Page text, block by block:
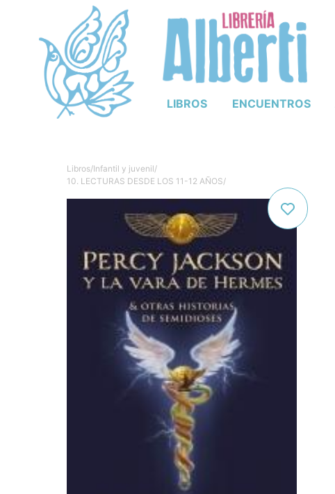
LIBROS ENCUENTROS
Libros/Infantil y juvenil/
10. LECTURAS DESDE LOS 11-12 AÑOS/